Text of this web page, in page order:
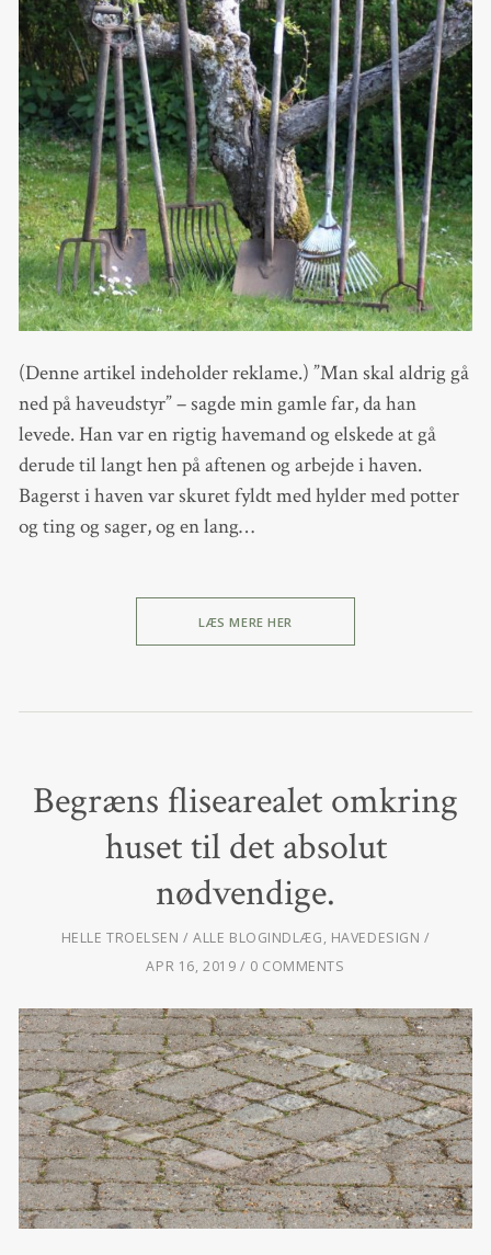
(Denne artikel indeholder reklame.) ”Man skal aldrig gå
ned på haveudstyr” – sagde min gamle far, da han
levede. Han var en rigtig havemand og elskede at gå
derude til langt hen på aftenen og arbejde i haven.
Bagerst i haven var skuret fyldt med hylder med potter
og ting og sager, og en lang…
LÆS MERE HER
Begræns flisearealet omkring
huset til det absolut
nødvendige.
HELLE TROELSEN ALLE BLOGINDLÆG, HAVEDESIGN
APR 16, 2019
0 COMMENTS